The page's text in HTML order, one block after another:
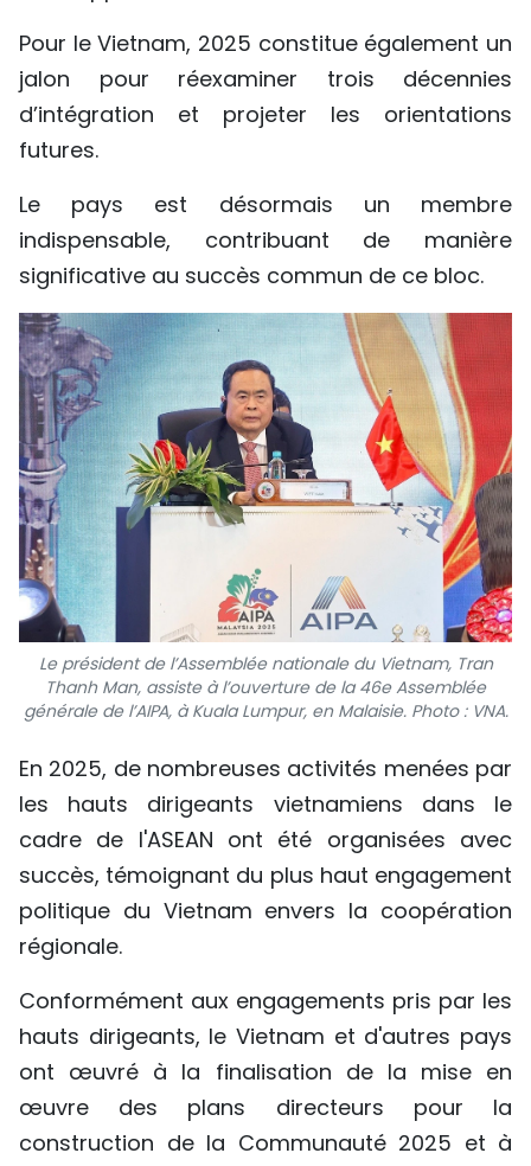
Pour le Vietnam, 2025 constitue également un
jalon pour réexaminer trois décennies
d’intégration et projeter les orientations
futures.
Le pays est désormais un membre
indispensable, contribuant de manière
significative au succès commun de ce bloc.
Le président de l’Assemblée nationale du Vietnam, Tran
Thanh Man, assiste à l’ouverture de la 46e Assemblée
générale de l’AIPA, à Kuala Lumpur, en Malaisie. Photo : VNA.
En 2025, de nombreuses activités menées par
les hauts dirigeants vietnamiens dans le
cadre de l'ASEAN ont été organisées avec
succès, témoignant du plus haut engagement
politique du Vietnam envers la coopération
régionale.
Conformément aux engagements pris par les
hauts dirigeants, le Vietnam et d'autres pays
ont œuvré à la finalisation de la mise en
œuvre des plans directeurs pour la
construction de la Communauté 2025 et à